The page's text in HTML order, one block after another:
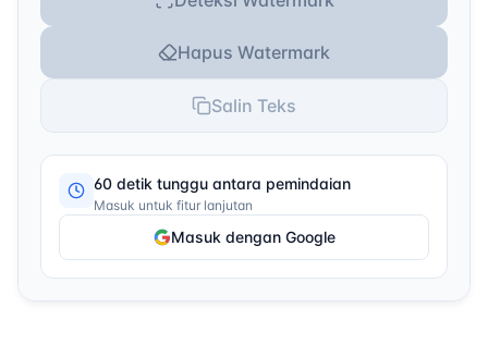
Hapus Watermark
Salin Teks
60 detik tunggu antara pemindaian
Masuk untuk fitur lanjutan
Masuk dengan Google